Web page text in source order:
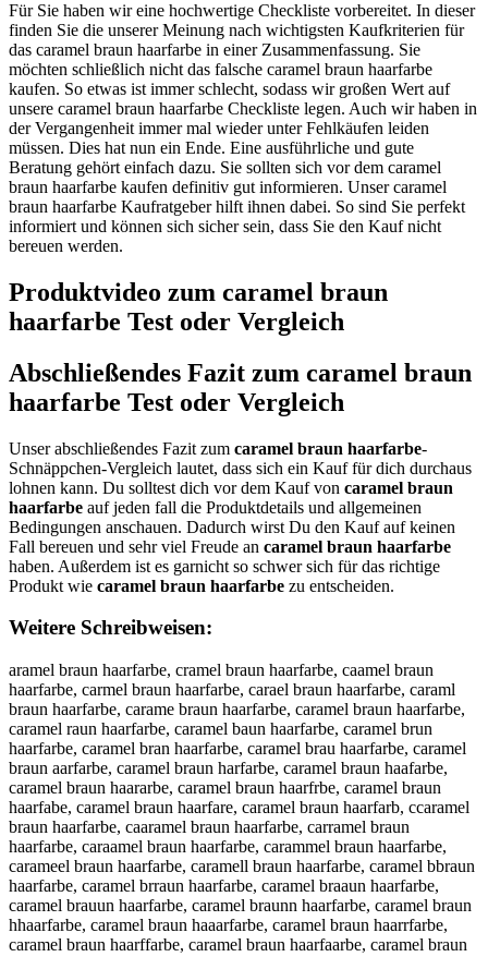
Für Sie haben wir eine hochwertige Checkliste vorbereitet. In dieser
finden Sie die unserer Meinung nach wichtigsten Kaufkriterien für
das caramel braun haarfarbe in einer Zusammenfassung. Sie
möchten schließlich nicht das falsche caramel braun haarfarbe
kaufen. So etwas ist immer schlecht, sodass wir großen Wert auf
unsere caramel braun haarfarbe Checkliste legen. Auch wir haben in
der Vergangenheit immer mal wieder unter Fehlkäufen leiden
müssen. Dies hat nun ein Ende. Eine ausführliche und gute
Beratung gehört einfach dazu. Sie sollten sich vor dem caramel
braun haarfarbe kaufen definitiv gut informieren. Unser caramel
braun haarfarbe Kaufratgeber hilft ihnen dabei. So sind Sie perfekt
informiert und können sich sicher sein, dass Sie den Kauf nicht
bereuen werden.
Produktvideo zum caramel braun
haarfarbe Test oder Vergleich
Abschließendes Fazit zum caramel braun
haarfarbe Test oder Vergleich
Unser abschließendes Fazit zum caramel braun haarfarbe-
Schnäppchen-Vergleich lautet, dass sich ein Kauf für dich durchaus
lohnen kann. Du solltest dich vor dem Kauf von caramel braun
haarfarbe auf jeden fall die Produktdetails und allgemeinen
Bedingungen anschauen. Dadurch wirst Du den Kauf auf keinen
Fall bereuen und sehr viel Freude an caramel braun haarfarbe
haben. Außerdem ist es garnicht so schwer sich für das richtige
Produkt wie caramel braun haarfarbe zu entscheiden.
Weitere Schreibweisen:
aramel braun haarfarbe, cramel braun haarfarbe, caamel braun haarfarbe, carmel braun haarfarbe, carael braun haarfarbe, caraml braun haarfarbe, carame braun haarfarbe, caramel braun haarfarbe, caramel raun haarfarbe, caramel baun haarfarbe, caramel brun haarfarbe, caramel bran haarfarbe, caramel brau haarfarbe, caramel braun aarfarbe, caramel braun harfarbe, caramel braun haafarbe, caramel braun haararbe, caramel braun haarfrbe, caramel braun haarfabe, caramel braun haarfare, caramel braun haarfarb, ccaramel braun haarfarbe, caaramel braun haarfarbe, carramel braun haarfarbe, caraamel braun haarfarbe, carammel braun haarfarbe, carameel braun haarfarbe, caramell braun haarfarbe, caramel bbraun haarfarbe, caramel brraun haarfarbe, caramel braaun haarfarbe, caramel brauun haarfarbe, caramel braunn haarfarbe, caramel braun hhaarfarbe, caramel braun haaarfarbe, caramel braun haarrfarbe, caramel braun haarffarbe, caramel braun haarfaarbe, caramel braun haarfarrbe, caramel braun haarfarbbe, caramel braun haarfarbee, acramel braun haarfarbe, craamel braun haarfarbe, caarmel braun haarfarbe, carmael braun haarfarbe, caraeml braun haarfarbe, caramle braun haarfarbe, carame lbraun haarfarbe, caramelb raun haarfarbe, caramel rbaun haarfarbe, caramel barun haarfarbe, caramel bruan haarfarbe, caramel branu haarfarbe, caramel brau nhaarfarbe, caramel braunh aarfarbe, caramel braun aharfarbe, caramel braun harafarbe, caramel braun haafrarbe, caramel braun haarafrbe, caramel braun haarfrabe, caramel braun haarfabre, caramel braun haarfareb, caramelbraun haarfarbe, caramel braunhaarfarbe, aramel braun haarfarbe, xaramel braun haarfarbe, saramel braun haarfarbe, daramel braun haarfarbe, faramel braun haarfarbe, varamel braun haarfarbe, cqramel braun haarfarbe, cwramel braun haarfarbe, czramel braun haarfarbe, cxramel braun haarfarbe, caeamel braun haarfarbe, cadamel braun haarfarbe, cafamel braun haarfarbe, cagamel braun haarfarbe, catamel braun haarfarbe, ca4amel braun haarfarbe, ca5amel braun haarfarbe, carqmel braun haarfarbe, carwmel braun haarfarbe, carzmel braun haarfarbe, carxmel braun haarfarbe, cara el braun haarfarbe, caranel braun haarfarbe, carahel braun haarfarbe, carajel braun haarfarbe, carakel braun haarfarbe, caralel braun haarfarbe, caramwl braun haarfarbe, caramsl braun haarfarbe, caramdl braun haarfarbe, caramfl braun haarfarbe, caramrl braun haarfarbe, caram3l braun haarfarbe, caram4l braun haarfarbe, caramep braun haarfarbe, carameo braun haarfarbe, caramei braun haarfarbe, caramek braun haarfarbe, caramem braun haarfarbe, caramel raun haarfarbe, caramel vraun haarfarbe, caramel fraun haarfarbe, caramel graun haarfarbe, caramel hraun haarfarbe, caramel nraun haarfarbe, caramel beaun haarfarbe, caramel bdaun haarfarbe, caramel bfaun haarfarbe, caramel bgaun haarfarbe, caramel btaun haarfarbe, caramel b4aun haarfarbe, caramel b5aun haarfarbe, caramel brqun haarfarbe, caramel brwun haarfarbe, caramel brzun haarfarbe, caramel brxun haarfarbe, caramel brayn haarfarbe, caramel brahn haarfarbe, caramel brajn haarfarbe, caramel brakn haarfarbe, caramel brain haarfarbe, caramel bra7n haarfarbe, caramel bra8n haarfarbe, caramel brau haarfarbe, caramel braub haarfarbe, caramel braug haarfarbe, caramel brauh haarfarbe, caramel brauj haarfarbe, caramel braum haarfarbe, caramel braun baarfarbe, caramel braun gaarfarbe, caramel braun taarfarbe, caramel braun yaarfarbe, caramel braun uaarfarbe, caramel braun jaarfarbe, caramel braun maarfarbe, caramel braun naarfarbe, caramel braun hqarfarbe, caramel braun hwarfarbe, caramel braun hzarfarbe, caramel braun hxarfarbe, caramel braun haqrfarbe, caramel braun hawrfarbe, caramel braun hazrfarbe, caramel braun haxrfarbe, caramel braun haaefarbe, caramel braun haadfarbe, caramel braun haaffarbe, caramel braun haagfarbe, caramel braun haatfarbe, caramel braun haa4farbe, caramel braun haa5farbe, caramel braun haarcarbe, caramel braun haardarbe, caramel braun haarearbe, caramel braun haarrarbe, caramel braun haartarbe, caramel braun haargarbe, caramel braun haarbarbe, caramel braun haarvarbe, caramel braun haarfqrbe, caramel braun haarfwrbe, caramel braun haarfzrbe, caramel braun haarfxrbe, caramel braun haarfaebe, caramel braun haarfadbe, caramel braun haarfafbe, caramel braun haarfagbe, caramel braun haarfatbe, caramel braun haarfa4be, caramel braun haarfa5be, caramel braun haarfar e, caramel braun haarfarve, caramel braun haarfarfe, caramel braun haarfarge, caramel braun haarfarhe, caramel braun haarfarne, caramel braun haarfarbw, caramel braun haarfarbs, caramel braun haarfarbd, caramel braun haarfarbf, caramel braun haarfarbr, caramel braun haarfarb3, caramel braun haarfarb4, caramel braun haarfarbe, c aramel braun haarfarbe, xcaramel braun haarfarbe, cxaramel braun haarfarbe, scaramel braun haarfarbe, csaramel braun haarfarbe, dcaramel braun haarfarbe, cdaramel braun haarfarbe, fcaramel braun haarfarbe, cfaramel braun haarfarbe, vcaramel braun haarfarbe, cvaramel braun haarfarbe, cqaramel braun haarfarbe, caqramel braun haarfarbe, cwaramel braun haarfarbe, cawramel braun haarfarbe, czaramel braun haarfarbe, cazramel braun haarfarbe, caxramel braun haarfarbe, caeramel braun haarfarbe, careamel braun haarfarbe, cadramel braun haarfarbe, cardamel braun haarfarbe, caframel braun haarfarbe, carfamel braun haarfarbe, cagramel braun haarfarbe, cargamel braun haarfarbe, catramel braun haarfarbe, cartamel braun haarfarbe, ca4ramel braun haarfarbe, car4amel braun haarfarbe, ca5ramel braun haarfarbe, car5amel braun haarfarbe, carqamel braun haarfarbe, caraqmel braun haarfarbe, carwamel braun haarfarbe, carawmel braun haarfarbe, carzamel braun haarfarbe, carazmel braun haarfarbe, carxamel braun haarfarbe, caraxmel braun haarfarbe, cara mel braun haarfarbe, caram el braun haarfarbe, caranmel braun haarfarbe, caramnel braun haarfarbe, carahmel braun haarfarbe, caramhel braun haarfarbe, carajmel braun haarfarbe, caramjel braun haarfarbe, carakmel braun haarfarbe, caramkel braun haarfarbe, caralmel braun haarfarbe, caramlel braun haarfarbe, caramwel braun haarfarbe, caramewl braun haarfarbe, caramsel braun haarfarbe, caramesl braun haarfarbe, caramdel braun haarfarbe, caramedl braun haarfarbe, caramfel braun haarfarbe, caramefl braun haarfarbe, caramrel braun haarfarbe, caramerl braun haarfarbe, caram3el braun haarfarbe, carame3l braun haarfarbe, caram4el braun haarfarbe, carame4l braun haarfarbe, caramepl braun haarfarbe, caramelp braun haarfarbe, carameol braun haarfarbe, caramelo braun haarfarbe, carameil braun haarfarbe, carameli braun haarfarbe, caramekl braun haarfarbe, caramelk braun haarfarbe, carameml braun haarfarbe, caramelm braun haarfarbe, caramel braun haarfarbe, caramel b raun haarfarbe, caramel vbraun haarfarbe, caramel bvraun haarfarbe, caramel fbraun haarfarbe, caramel bfraun haarfarbe, caramel gbraun haarfarbe, caramel bgraun haarfarbe, caramel hbraun haarfarbe, caramel bhraun haarfarbe, caramel nbraun haarfarbe, caramel bnraun haarfarbe, caramel beraun haarfarbe, caramel breaun haarfarbe, caramel bdraun haarfarbe, caramel brdaun haarfarbe, caramel brfaun haarfarbe, caramel brgaun haarfarbe, caramel btraun haarfarbe, caramel brtaun haarfarbe, caramel b4raun haarfarbe, caramel br4aun haarfarbe, caramel b5raun haarfarbe, caramel br5aun haarfarbe, caramel brqaun haarfarbe, caramel braqun haarfarbe, caramel brwaun haarfarbe, caramel brawun haarfarbe, caramel brzaun haarfarbe, caramel brazun haarfarbe, caramel brxaun haarfarbe, caramel braxun haarfarbe, caramel brayun haarfarbe, caramel brauyn haarfarbe, caramel brahun haarfarbe, caramel brauhn haarfarbe, caramel brajun haarfarbe, caramel braujn haarfarbe, caramel brakun haarfarbe, caramel braukn haarfarbe, caramel braiun haarfarbe, caramel brauin haarfarbe, caramel bra7un haarfarbe, caramel brau7n haarfarbe, caramel bra8un haarfarbe, caramel brau8n haarfarbe, caramel brau n haarfarbe, caramel braun haarfarbe, caramel braubn haarfarbe, caramel braunb haarfarbe, caramel braugn haarfarbe, caramel braung haarfarbe, caramel braunh haarfarbe, caramel braunj haarfarbe, caramel braumn haarfarbe, caramel braunm haarfarbe, caramel braun bhaarfarbe, caramel braun hbaarfarbe, caramel braun ghaarfarbe, caramel braun hgaarfarbe, caramel braun thaarfarbe, caramel braun htaarfarbe, caramel braun yhaarfarbe, caramel braun hyaarfarbe, caramel braun uhaarfarbe, caramel braun huaarfarbe, caramel braun jhaarfarbe, caramel braun hjaarfarbe, caramel braun mhaarfarbe, caramel braun hmaarfarbe, caramel braun nhaarfarbe, caramel braun hnaarfarbe, caramel braun hqaarfarbe, caramel braun haqarfarbe, caramel braun hwaarfarbe, caramel braun hawarfarbe, caramel braun hzaarfarbe, caramel braun hazarfarbe, caramel braun hxaarfarbe, caramel braun haxarfarbe, caramel braun haaqrfarbe, caramel braun haawrfarbe, caramel braun haazrfarbe, caramel braun haaxrfarbe, caramel braun haaerfarbe, caramel braun haarefarbe, caramel braun haadrfarbe, caramel braun haardfarbe, caramel braun haafrfarbe, caramel braun haagrfarbe, caramel braun haargfarbe, caramel braun haatrfarbe, caramel braun haartfarbe, caramel braun haa4rfarbe, caramel braun haar4farbe, caramel braun haa5rfarbe, caramel braun haar5farbe, caramel braun haarcfarbe, caramel braun haarfcarbe, caramel braun haarfdarbe, caramel braun haarfearbe, caramel braun haarfrarbe, caramel braun haarftarbe, caramel braun haarfgarbe, caramel braun haarbfarbe, caramel braun haarfbarbe, caramel braun haarvfarbe, caramel braun haarfvarbe, caramel braun haarfqarbe, caramel braun haarfaqrbe, caramel braun haarfwarbe, caramel braun haarfawrbe, caramel braun haarfzarbe, caramel braun haarfazrbe, caramel braun haarfxarbe, caramel braun haarfaxrbe, caramel braun haarfaerbe, caramel braun haarfarebe, caramel braun haarfadrbe, caramel braun haarfardbe, caramel braun haarfafrbe, caramel braun haarfarfbe, caramel braun haarfagrbe, caramel braun haarfargbe, caramel braun haarfatrbe, caramel braun haarfartbe, caramel braun haarfa4rb